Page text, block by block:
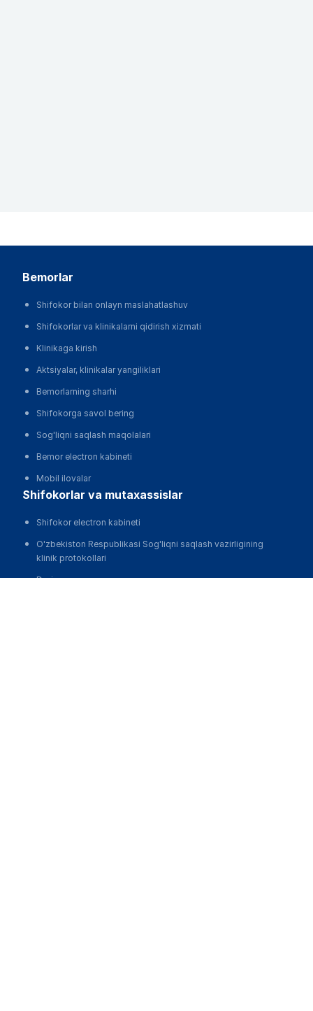
bemorlar
Shifokor bilan onlayn maslahatlashuv
Shifokorlar va klinikalarni qidirish xizmati
Klinikaga kirish
Aktsiyalar, klinikalar yangiliklari
Bemorlarning sharhi
Shifokorga savol bering
Sog'liqni saqlash maqolalari
Bemor electron kabineti
Mobil ilovalar
shifokorlar va mutaxassislar
Shifokor electron kabineti
O'zbekiston Respublikasi Sog'liqni saqlash vazirligining
klinik protokollari
Dori